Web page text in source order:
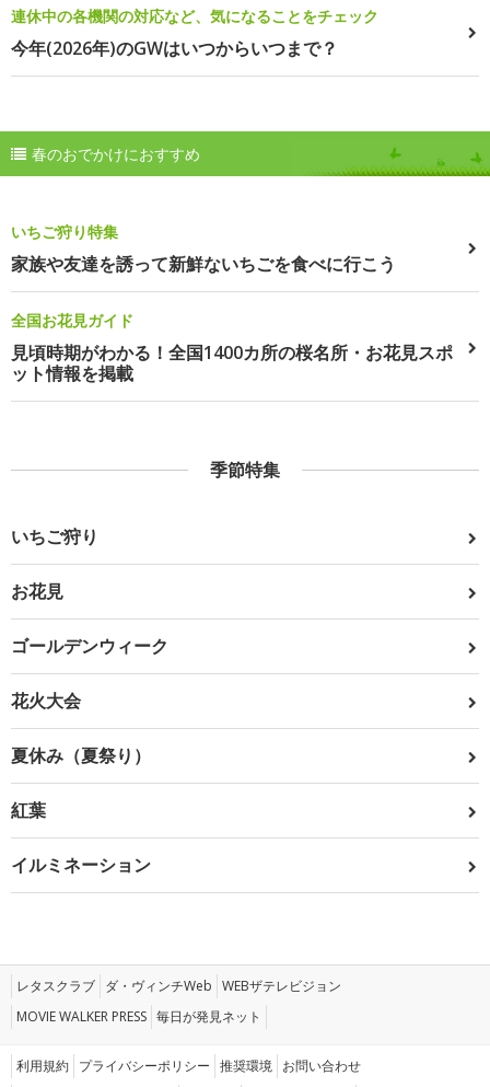
連休中の各機関の対応など、気になることをチェック
今年(2026年)のGWはいつからいつまで？
春のおでかけにおすすめ
いちご狩り特集
家族や友達を誘って新鮮ないちごを食べに行こう
全国お花見ガイド
見頃時期がわかる！全国1400カ所の桜名所・お花見スポ
ット情報を掲載
季節特集
いちご狩り
お花見
ゴールデンウィーク
花火大会
夏休み（夏祭り）
紅葉
イルミネーション
レタスクラブ ダ・ヴィンチWeb WEBザテレビジョン
MOVIE WALKER PRESS 毎日が発見ネット
利用規約 プライバシーポリシー 推奨環境 お問い合わせ